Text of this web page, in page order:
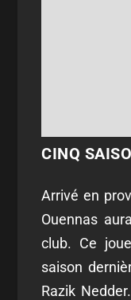
CINQ
Arrivé en
Ouennas
club. Ce
saison
Razik